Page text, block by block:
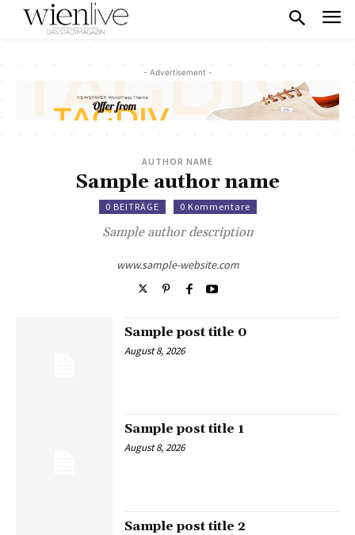
- Advertisement -
AUTHOR NAME
Sample author name
0 BEITRÄGE 0 Kommentare
Sample author description
www.sample-website.com
Sample post title 0
August 8, 2026
Sample post title 1
August 8, 2026
Sample post title 2